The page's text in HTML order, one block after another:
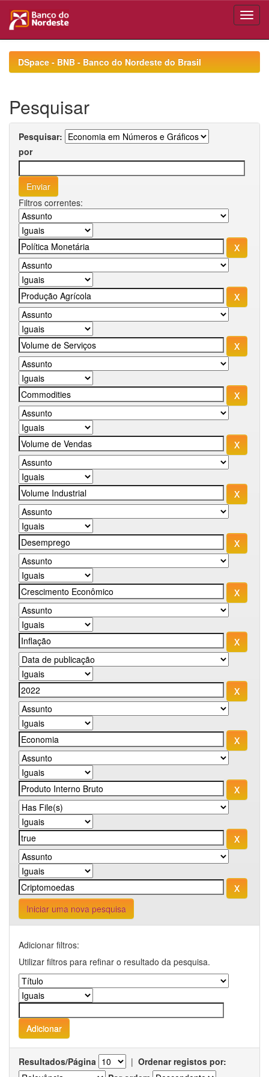
navigationDSpace - BNB - Banco do Nordeste do Brasil
Pesquisar
Pesquisar:
por
Filtros correntes:
Iniciar uma nova pesquisa
Adicionar filtros:
Utilizar filtros para refinar o resultado da pesquisa.
Resultados/Página | Ordenar registos por: